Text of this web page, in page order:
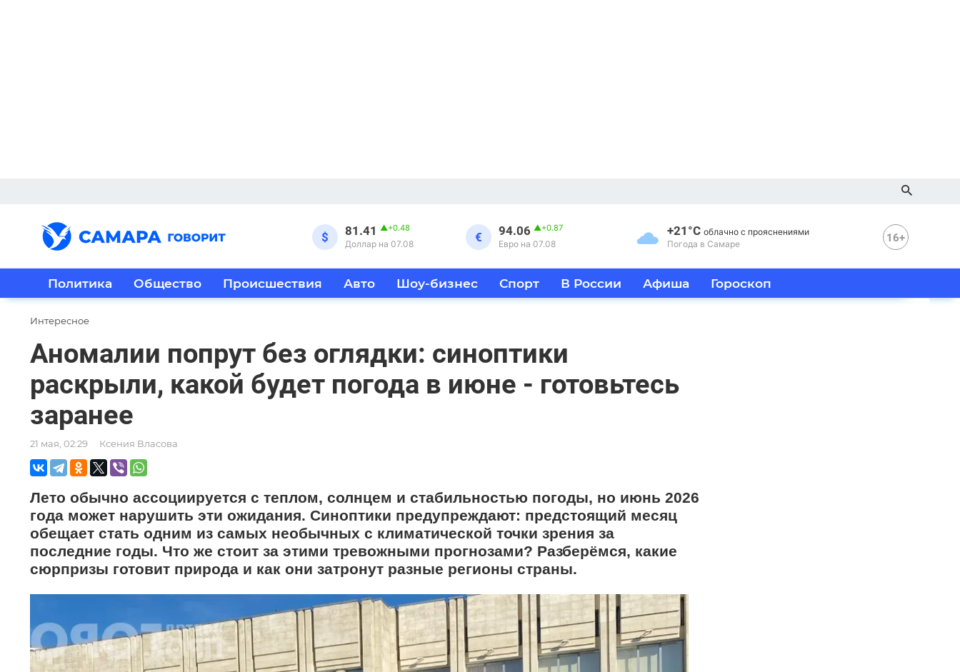
$ 81.41 ▲+0.48
Доллар на 07.08 € 94.06 ▲+0.87
Евро на 07.08
+21°C облачно с прояснениями
Погода в Самаре
16+
Политика Общество Происшествия Авто Шоу-бизнес Спорт В России Афиша Гороскоп
Интересное
Аномалии попрут без оглядки: синоптики
раскрыли, какой будет погода в июне - готовьтесь
заранее
21 мая, 02:29 Ксения Власова
Лето обычно ассоциируется с теплом, солнцем и стабильностью погоды, но июнь 2026
года может нарушить эти ожидания. Синоптики предупреждают: предстоящий месяц
обещает стать одним из самых необычных с климатической точки зрения за
последние годы. Что же стоит за этими тревожными прогнозами? Разберёмся, какие
сюрпризы готовит природа и как они затронут разные регионы страны.